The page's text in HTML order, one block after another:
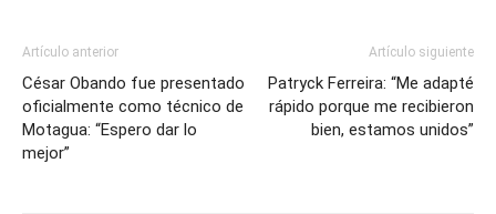
Artículo anterior
César Obando fue presentado
oficialmente como técnico de
Motagua: “Espero dar lo
mejor”
Artículo siguiente
Patryck Ferreira: “Me adapté
rápido porque me recibieron
bien, estamos unidos”